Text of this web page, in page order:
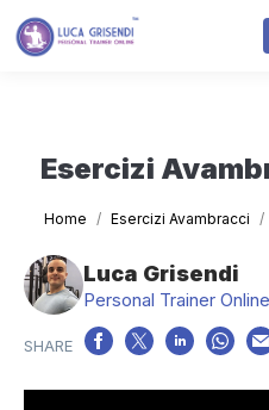
Esercizi
Tu sei qui:
Home Esercizi Avambracci
Luca Grisendi
Personal Trainer Online